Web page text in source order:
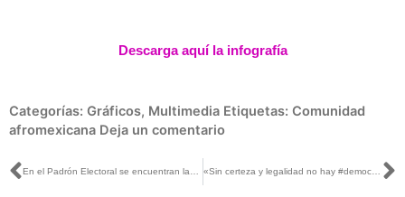
Descarga aquí la infografía
Categorías: Gráficos, Multimedia Etiquetas: Comunidad
afromexicana Deja un comentario
Ant En el Padrón Electoral se encuentran las y los ciudadanos mexicanos que solicitan su Credencial para Votar «Sin certeza y legalidad no hay #democracia”, artículo de la Consejera Dania Ravel, publicado en El Sol de México